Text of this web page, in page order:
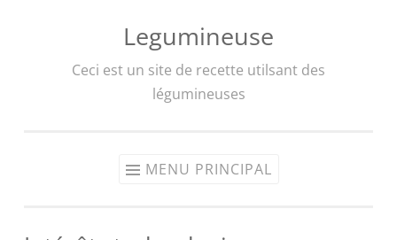
Legumineuse
Ceci est un site de recette utilsant des
légumineuses
MENU PRINCIPAL